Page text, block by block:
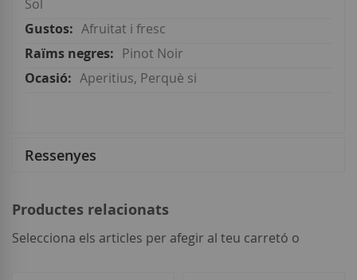
Sol
Afruitat i fresc
Pinot Noir
Aperitius, Perquè si
Ressenyes
Productes relacionats
Selecciona els articles per afegir al teu carretó o